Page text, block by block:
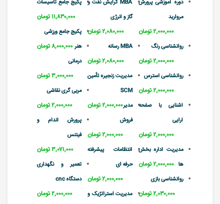
دوره آموزشی پرورش
مروارید
۲,۰۰۰,۰۰۰ تومان
روانشناسی رنگ
۲,۰۰۰,۰۰۰ تومان
روانشناسی استرس
۲,۰۰۰,۰۰۰ تومان
آشنایی با صفحه
آرایی
۲,۰۰۰,۰۰۰ تومان
مدیریت اداره بخش
ها ۲,۰۰۰,۰۰۰ تومان
روانشناسی بازی
۲,۰۳۰,۰۰۰ تومان
MBA گرایش نفت و
گاز و انرژی
۲,۰۸۰,۰۰۰ تومان
MBA رسانه
۲,۰۸۰,۰۰۰ تومان
مدیریت زنجیره تأمین
SCM
۲,۰۰۰,۰۰۰ تومانمدیر
فروش
۲,۰۰۰,۰۰۰ تومان
انتظامات پیشرفته
حرفه ای
۲,۰۰۰,۰۰۰ تومان
مدیریت استراتژیک و
پکیج جامع تاسیسات
۱۱,۸۳۰,۰۰۰ تومان
پکیج جامع ورزشی
۸,۰۰۰,۰۰۰ تومان هنر
درمانی
۳,۰۰۰,۰۰۰ تومان
مربی گری نقاشی
۲,۰۰۰,۰۰۰ تومان
پرورش اندام و
فیتنس
۳,۰۷۱,۰۰۰ تومان
تعمیر و نگهداری
دستگاه cnc
۲,۰۰۰,۰۰۰ تومان